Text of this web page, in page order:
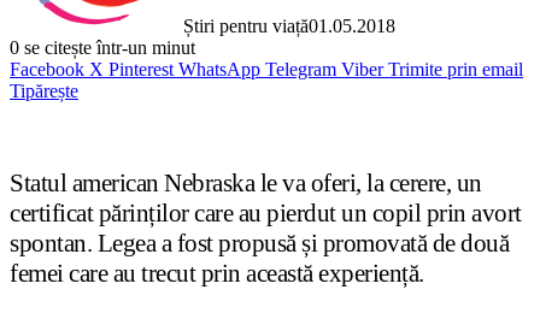
Știri pentru viață01.05.2018
0 se citește într-un minut
Facebook X Pinterest WhatsApp Telegram Viber Trimite prin email
Tipărește
Statul american Nebraska le va oferi, la cerere, un
certificat părinților care au pierdut un copil prin avort
spontan. Legea a fost propusă și promovată de două
femei care au trecut prin această experiență.